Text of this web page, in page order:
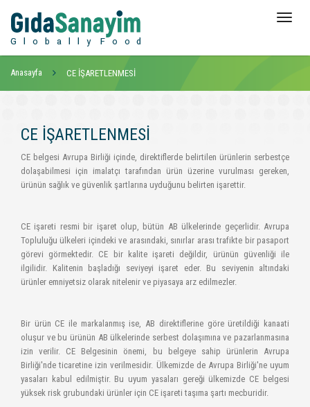
Toggle
Anasayfa CE İŞARETLENMESİ
CE İŞARETLENMESİ
CE belgesi Avrupa Birliği içinde, direktiflerde belirtilen ürünlerin serbestçe
dolaşabilmesi için imalatçı tarafından ürün üzerine vurulması gereken,
ürünün sağlık ve güvenlik şartlarına uyduğunu belirten işarettir.
CE işareti resmi bir işaret olup, bütün AB ülkelerinde geçerlidir. Avrupa
Topluluğu ülkeleri içindeki ve arasındaki, sınırlar arası trafikte bir pasaport
görevi görmektedir. CE bir kalite işareti değildir, ürünün güvenliği ile
ilgilidir. Kalitenin başladığı seviyeyi işaret eder. Bu seviyenin altındaki
ürünler emniyetsiz olarak nitelenir ve piyasaya arz edilmezler.
Bir ürün CE ile markalanmış ise, AB direktiflerine göre üretildiği kanaati
oluşur ve bu ürünün AB ülkelerinde serbest dolaşımına ve pazarlanmasına
izin verilir. CE Belgesinin önemi, bu belgeye sahip ürünlerin Avrupa
Birliği'nde ticaretine izin verilmesidir. Ülkemizde de Avrupa Birliği'ne uyum
yasaları kabul edilmiştir. Bu uyum yasaları gereği ülkemizde CE belgesi
yüksek risk grubundaki ürünler için CE işareti taşıma şartı mecburidir.